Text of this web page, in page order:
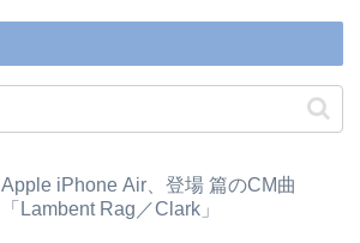
Apple iPhone Air、登場 篇のCM曲
「Lambent Rag／Clark」